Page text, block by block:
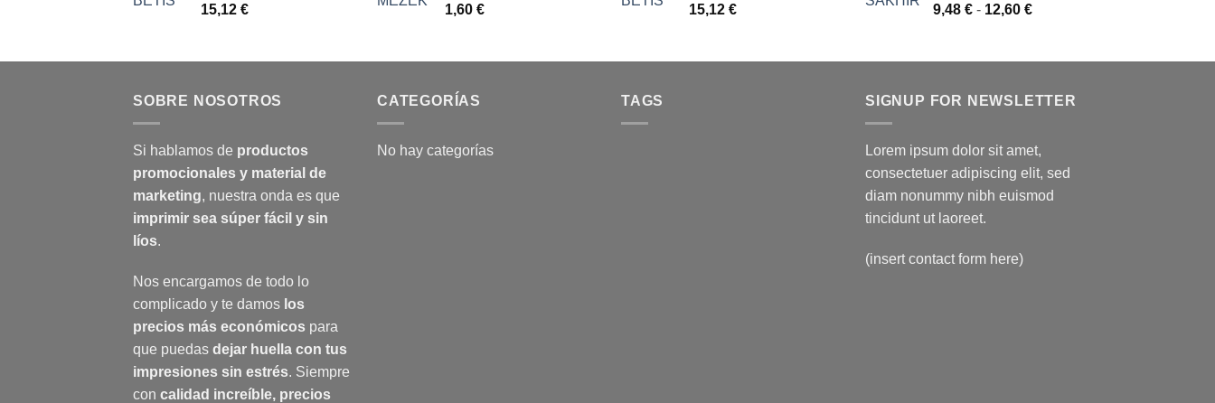
15,12 €
1,60 €
15,12 €
9,48 € - 12,60 €Rango
desde
hasta
SOBRE NOSOTROS
Si hablamos de productos
promocionales y material de
marketing, nuestra onda es que
imprimir sea súper fácil y sin
líos.
Nos encargamos de todo lo
complicado y te damos los
precios más económicos para
que puedas dejar huella con tus
impresiones sin estrés. Siempre
con calidad increíble, precios
CATEGORÍAS
No hay categorías
TAGS SIGNUP FOR NEWSLETTER
Lorem ipsum dolor sit amet,
consectetuer adipiscing elit, sed
diam nonummy nibh euismod
tincidunt ut laoreet.
(insert contact form here)